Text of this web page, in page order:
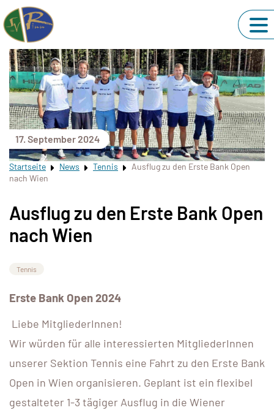
17. September 2024
Startseite News Tennis
Ausflug zu den Erste Bank Open
nach Wien
Ausflug zu den Erste Bank Open
nach Wien
Tennis
Erste Bank Open 2024
Liebe MitgliederInnen!
Wir würden für alle interessierten MitgliederInnen
unserer Sektion Tennis eine Fahrt zu den Erste Bank
Open in Wien organisieren. Geplant ist ein flexibel
gestalteter 1-3 tägiger Ausflug in die Wiener